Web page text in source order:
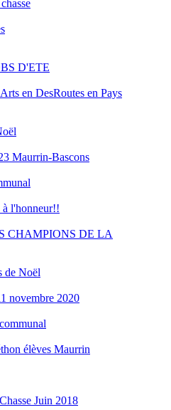
D'ETE
en DesRoutes en Pays
Maurrin-Bascons
à l'honneur!!
CHAMPIONS DE LA
de Noël
novembre 2020
élèves Maurrin
Juin 2018